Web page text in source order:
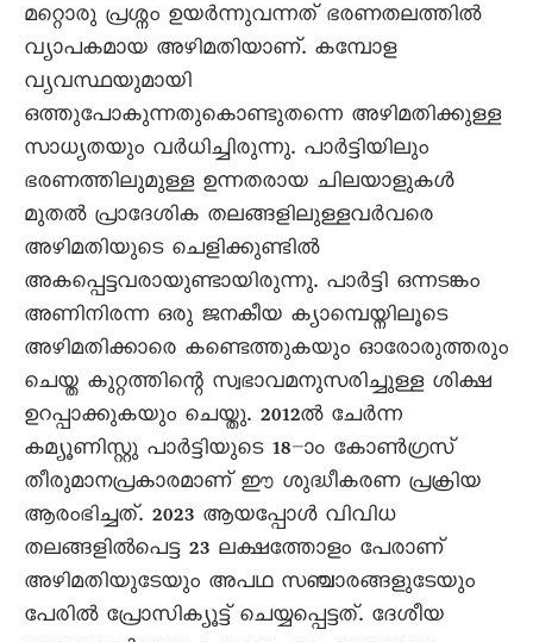
മറ്റൊരു പ്രശ്നം ഉയർന്നുവന്നത് ഭരണതലത്തിൽ
വ്യാപകമായ അഴിമതിയാണ്. കമ്പോള
വ്യവസ്ഥയുമായി
ഒത്തുപോകുന്നതുകൊണ്ടുതന്നെ അഴിമതിക്കുള്ള
സാധ്യതയും വർധിച്ചിരുന്നു. പാർട്ടിയിലും
ഭരണത്തിലുമുള്ള ഉന്നതരായ ചിലയാളുകൾ
മുതൽ പ്രാദേശിക തലങ്ങളിലുള്ളവർവരെ
അഴിമതിയുടെ ചെളിക്കുണ്ടിൽ
അകപ്പെട്ടവരായുണ്ടായിരുന്നു. പാർട്ടി ഒന്നടങ്കം
അണിനിരന്ന ഒരു ജനകീയ ക്യാമ്പെയ്നിലൂടെ
അഴിമതിക്കാരെ കണ്ടെത്തുകയും ഓരോരുത്തരും
ചെയ്ത കുറ്റത്തിന്റെ സ്വഭാവമനുസരിച്ചുള്ള ശിക്ഷ
ഉറപ്പാക്കുകയും ചെയ്തു. 2012ൽ ചേർന്ന
കമ്യൂണിസ്റ്റു പാർട്ടിയുടെ 18–ാം കോൺഗ്രസ്
തീരുമാനപ്രകാരമാണ് ഈ ശുദ്ധീകരണ പ്രക്രിയ
ആരംഭിച്ചത്. 2023 ആയപ്പോൾ വിവിധ
തലങ്ങളിൽപെട്ട 23 ലക്ഷത്തോളം പേരാണ്
അഴിമതിയുടേയും അപഥ സഞ്ചാരങ്ങളുടേയും
പേരിൽ പ്രോസിക്യൂട്ട് ചെയ്യപ്പെട്ടത്. ദേശീയ